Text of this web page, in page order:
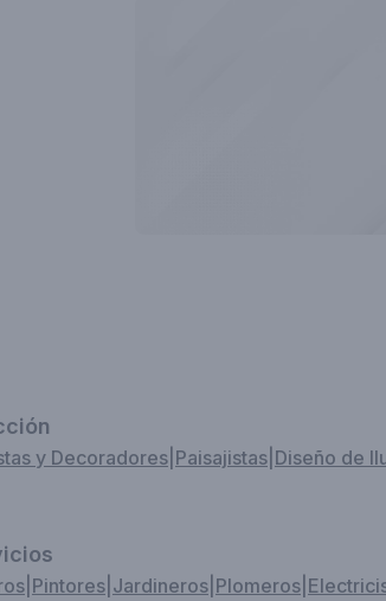
y Decoradores Paisajistas Diseño de
Pintores Jardineros Plomeros